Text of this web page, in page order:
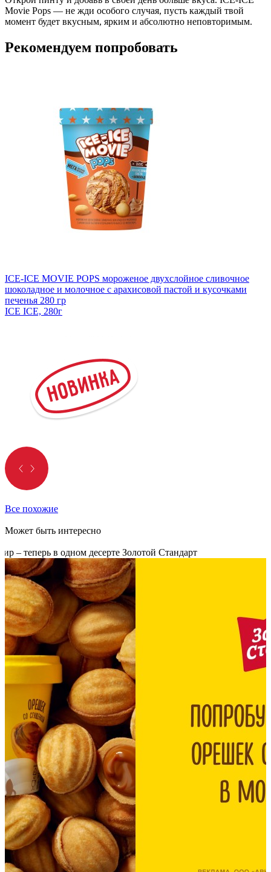
Movie Pops — не жди особого случая, пусть каждый твой
момент будет вкусным, ярким и абсолютно неповторимым.
Рекомендуем попробовать
ICE-ICE MOVIE POPS мороженое двухслойное сливочное
шоколадное и молочное с арахисовой пастой и кусочками
печенья 280 гр
ICE ICE, 280г
Все похожие
Может быть интересно
– теперь в одном десерте Золотой Стандарт